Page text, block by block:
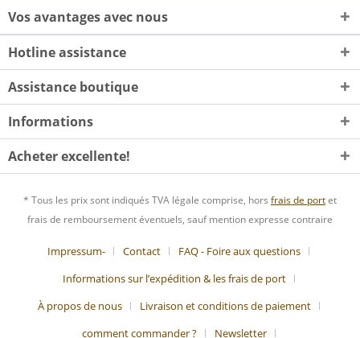
Vos avantages avec nous
Hotline assistance
Assistance boutique
Informations
Acheter excellente!
* Tous les prix sont indiqués TVA légale comprise, hors frais de portet
frais de remboursement éventuels, sauf mention expresse contraire
Impressum- Contact
FAQ - Foire aux questions
Informations sur l’expédition & les frais de port
À propos de nous
Livraison et conditions de paiement
comment commander ?
Newsletter